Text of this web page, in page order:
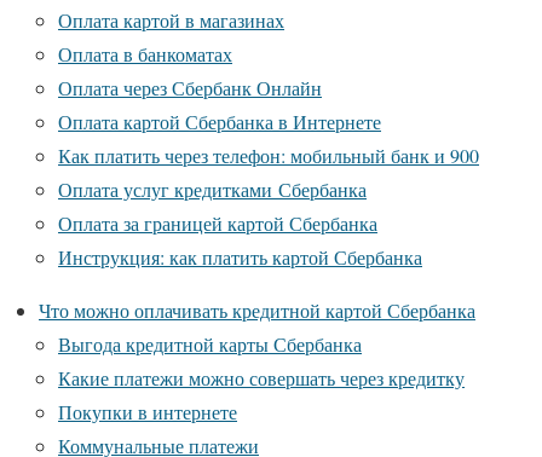
Оплата картой в магазинах
Оплата в банкоматах
Оплата через Сбербанк Онлайн
Оплата картой Сбербанка в Интернете
Как платить через телефон: мобильный банк и 900
Оплата услуг кредитками Сбербанка
Оплата за границей картой Сбербанка
Инструкция: как платить картой Сбербанка
Что можно оплачивать кредитной картой Сбербанка
Выгода кредитной карты Сбербанка
Какие платежи можно совершать через кредитку
Покупки в интернете
Коммунальные платежи